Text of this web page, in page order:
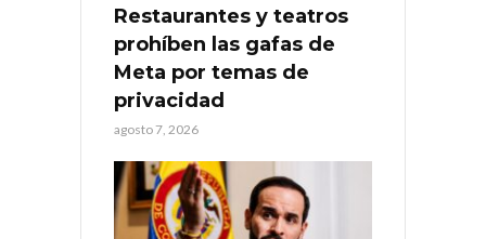
Restaurantes y teatros
prohíben las gafas de
Meta por temas de
privacidad
agosto 7, 2026